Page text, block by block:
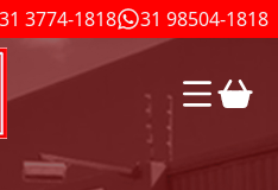
31 3774-1818 31 98504-1818